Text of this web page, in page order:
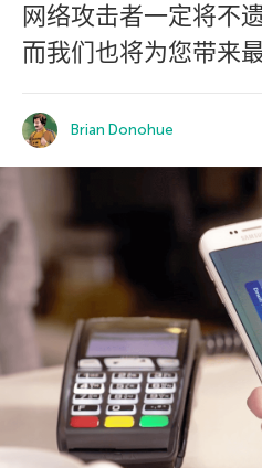
网络攻击者一定将不
而我们也将为您带来
Brian Donohue